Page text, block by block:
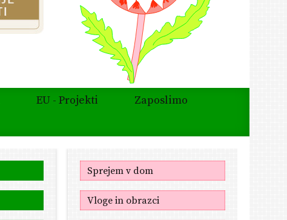
EU - Projekti
Zaposlimo
Sprejem v dom
Vloge in obrazci